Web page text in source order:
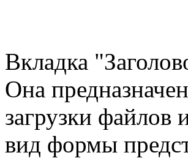
Вкладка
Она
загрузки файлов
вид формы